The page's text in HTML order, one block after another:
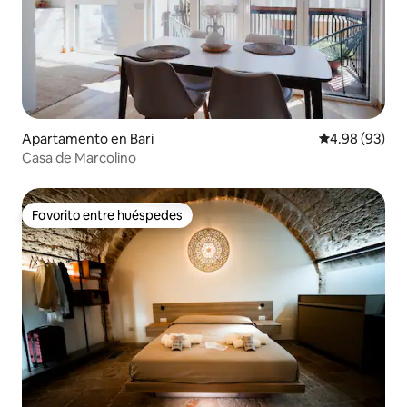
Apartamento en Bari Calificación
4.98 (93)
Casa de Marcolino
Favorito entre huéspedes
Favorito entre huéspedes